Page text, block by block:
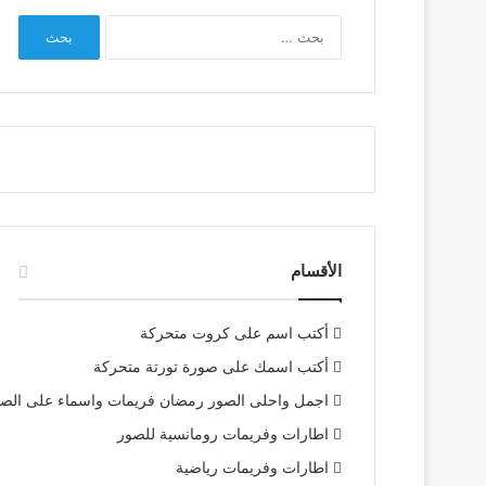
الأقسام
أكتب اسم على كروت متحركة
أكتب اسمك على صورة تورتة متحركة
اجمل واحلى الصور رمضان فريمات واسماء على
اطارات وفريمات رومانسية للصور
اطارات وفريمات رياضية